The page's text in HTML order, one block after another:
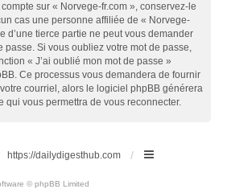
compte sur « Norvege-fr.com », conservez-le
cas une personne affiliée de « Norvege-
d’une tierce partie ne peut vous demander
passe. Si vous oubliez votre mot de passe,
« J’ai oublié mon mot de passe »
Ce processus vous demandera de fournir
courriel, alors le logiciel phpBB générera
qui vous permettra de vous reconnecter.
https://dailydigesthub.com
© phpBB Limited